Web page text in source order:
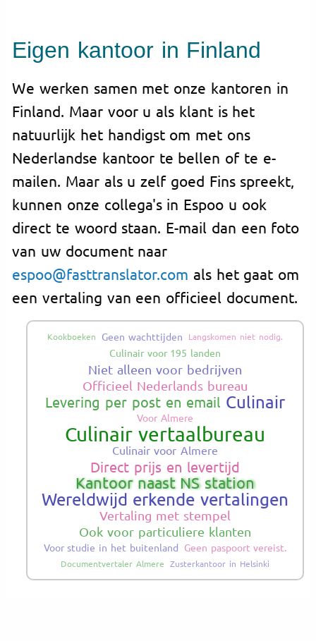
Eigen kantoor in Finland
We werken samen met onze kantoren in
Finland. Maar voor u als klant is het
natuurlijk het handigst om met ons
Nederlandse kantoor te bellen of te e-
mailen. Maar als u zelf goed Fins spreekt,
kunnen onze collega's in Espoo u ook
direct te woord staan. E-mail dan een foto
van uw document naar
espoo@fasttranslator.com als het gaat om
een vertaling van een officieel document.
Kookboeken Geen wachttijden Langskomen niet nodig.
Culinair voor 195 landen
Niet alleen voor bedrijven
Officieel Nederlands bureau
Levering per post en email Culinair
Voor Almere
Culinair vertaalbureau
Culinair voor Almere
Direct prijs en levertijd
Kantoor naast NS station
Wereldwijd erkende vertalingen
Vertaling met stempel
Ook voor particuliere klanten
Voor studie in het buitenland Geen paspoort vereist.
Documentvertaler Almere Zusterkantoor in Helsinki